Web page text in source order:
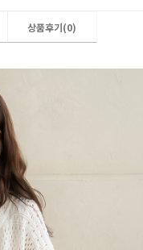
상품후기(0)